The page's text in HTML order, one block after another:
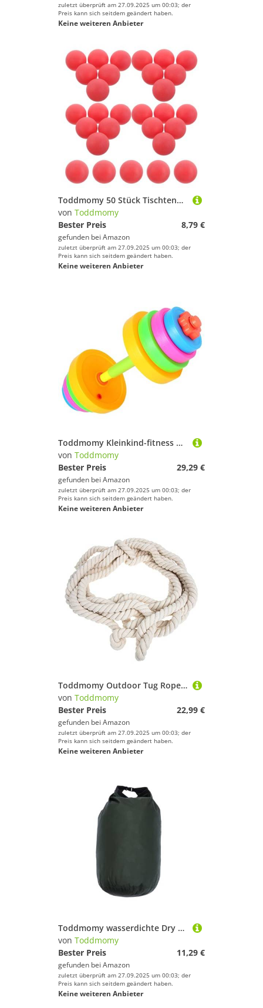
zuletzt überprüft am 27.09.2025 um 00:03; der
Preis kann sich seitdem geändert haben.
Keine weiteren Anbieter
Toddmomy 50 Stück Tischtennis Kunst Dekorationsbälle Karnevalsspielball Tischbälle Party Plastikbälle Tischtennis Spielball Tischball Für Poolspiele Pp Rot
von Toddmomy
Bester Preis
8,79 €
gefunden bei Amazon
zuletzt überprüft am 27.09.2025 um 00:03; der
Preis kann sich seitdem geändert haben.
Keine weiteren Anbieter
Toddmomy Kleinkind-fitness Hanteln Kinder Hantel Hantelset Für Kinder Kunststoff-hantel Gewichtsset Für Kinder Fitness-langhantel Gewichtssatz Spielzeug Trainingsgeräte Plastik Grundschule
von Toddmomy
Bester Preis
29,29 €
gefunden bei Amazon
zuletzt überprüft am 27.09.2025 um 00:03; der
Preis kann sich seitdem geändert haben.
Keine weiteren Anbieter
Toddmomy Outdoor Tug Rope Für Partys Hochwertiges Langlebiges Seil Für Wettbewerbe Und Spiele Im Freien Für Familienfeiern Und Gartenaktivitäten
von Toddmomy
Bester Preis
22,99 €
gefunden bei Amazon
zuletzt überprüft am 27.09.2025 um 00:03; der
Preis kann sich seitdem geändert haben.
Keine weiteren Anbieter
Toddmomy wasserdichte Dry Bag Strandtasche aus Robustem Polyester für Outdoor Rafting Kajak Schwimmen Camping Aufbewahrungsschutz
von Toddmomy
Bester Preis
11,29 €
gefunden bei Amazon
zuletzt überprüft am 27.09.2025 um 00:03; der
Preis kann sich seitdem geändert haben.
Keine weiteren Anbieter